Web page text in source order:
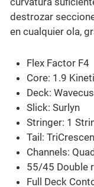
destrozar
en cualquier ola,
Flex Factor F4
Core: 1.9
Deck:
Slick: Surlyn
Stringer: 1
Tail:
Channels:
55/45 Double
Full Deck